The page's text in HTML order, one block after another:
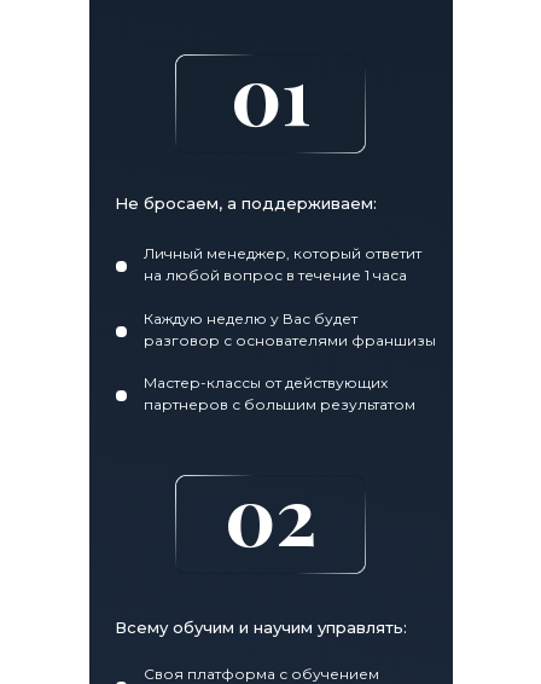
Всему обучим и научим управлять:
02
Своя платформа с обучением
Не бросаем, а поддерживаем:
Личный менеджер, который ответит
на любой вопрос в течение 1 часа
Каждую неделю у Вас будет
разговор с основателями франшизы
Мастер-классы от действующих
партнеров с большим результатом
01